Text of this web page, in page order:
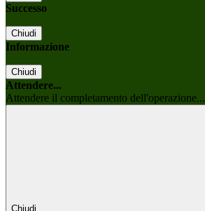
Successo
Chiudi
Informazione
Chiudi
Attendere...
Attendere il completamento dell'operazione...
Chiudi